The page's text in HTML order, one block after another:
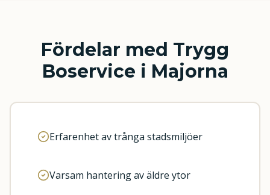
Fördelar med Trygg
Boservice i Majorna
Erfarenhet av trånga stadsmiljöer
Varsam hantering av äldre ytor